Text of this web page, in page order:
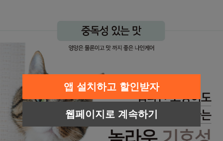
앱 설치하고 할인받자
웹페이지로 계속하기